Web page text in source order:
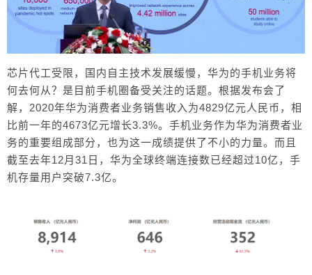
芯片代工受限，国内自主技术发展缓慢，华为的手机业务将
何去何从？是目前手机圈备受关注的话题。根据发布会了
解，2020年华为消费者业务销售收入为4829亿元人民币，相
比前一年的4673亿元增长3.3%。手机业务作为华为消费者业
务的重要组成部分，也为这一成绩提供了不小的力量。而且
截至去年12月31日，华为全球终端连接数已经超过10亿，手
机存量用户突破7.3亿。
联起来，形成一个完整的生态圈。 简单来说，鸿
蒙并不是单纯的智能手机系统，其更像是智能物联
网跨平台系统，其可以打破不同场景、平台、设备
在一起，形成一个万物互联的全新数字世界。 作
为国内消费者，相信很多朋友和圈哥一样，希望华
为能度过这次芯片之殇。那么，未来让我们拭目以
待吧。 0 收藏